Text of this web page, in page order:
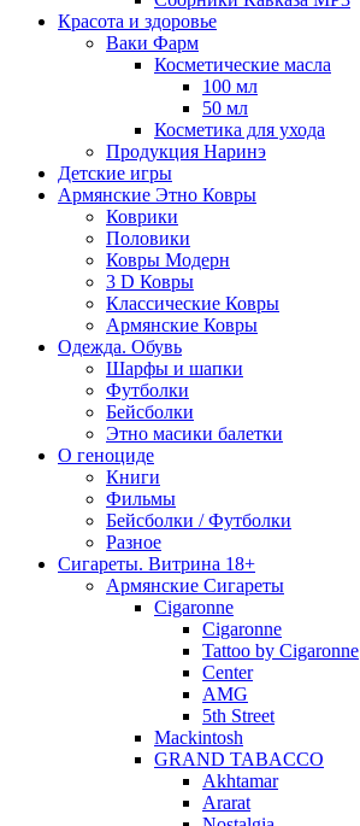
Красота и здоровье
Ваки Фарм
Косметические масла
100 мл
50 мл
Косметика для ухода
Продукция Наринэ
Детские игры
Армянские Этно Ковры
Коврики
Половики
Ковры Модерн
3 D Ковры
Классические Ковры
Армянские Ковры
Одежда. Обувь
Шарфы и шапки
Футболки
Бейсболки
Этно масики балетки
О геноциде
Книги
Фильмы
Бейсболки / Футболки
Разное
Сигареты. Витрина 18+
Армянские Сигареты
Cigaronne
Cigaronne
Tattoo by Cigaronne
Center
AMG
5th Street
Mackintosh
GRAND TABACCO
Akhtamar
Ararat